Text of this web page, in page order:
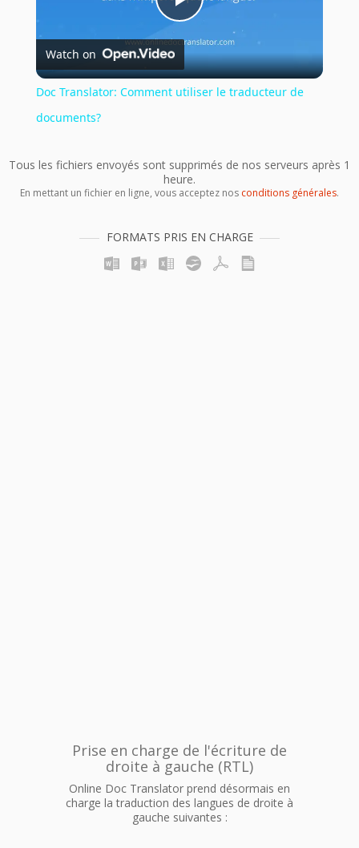
Play
Video
Watch on
Doc Translator: Comment utiliser le traducteur de
documents?
Tous les fichiers envoyés sont supprimés de nos serveurs après 1
heure.
En mettant un fichier en ligne, vous acceptez nos conditions générales.
FORMATS PRIS EN CHARGE
Prise en charge de l'écriture de
droite à gauche (RTL)
Online Doc Translator prend désormais en
charge la traduction des langues de droite à
gauche suivantes :